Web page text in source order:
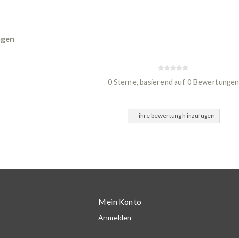
0 Sterne, basierend auf 0 Bewertungen
ihre bewertung hinzufügen
Mein Konto
Anmelden